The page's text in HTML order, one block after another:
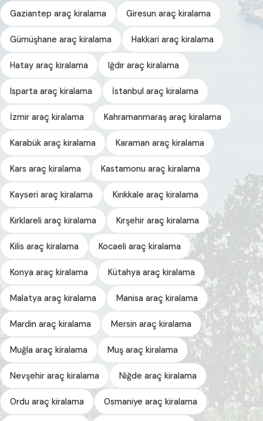
Gaziantep araç kiralama Giresun araç kiralama
Gümüşhane araç kiralama Hakkari araç kiralama
Hatay araç kiralama Iğdır araç kiralama
Isparta araç kiralama İstanbul araç kiralama
İzmir araç kiralama Kahramanmaraş araç kiralama
Karabük araç kiralama Karaman araç kiralama
Kars araç kiralama Kastamonu araç kiralama
Kayseri araç kiralama Kırıkkale araç kiralama
Kırklareli araç kiralama Kırşehir araç kiralama
Kilis araç kiralama Kocaeli araç kiralama
Konya araç kiralama Kütahya araç kiralama
Malatya araç kiralama Manisa araç kiralama
Mardin araç kiralama Mersin araç kiralama
Muğla araç kiralama Muş araç kiralama
Nevşehir araç kiralama Niğde araç kiralama
Ordu araç kiralama Osmaniye araç kiralama